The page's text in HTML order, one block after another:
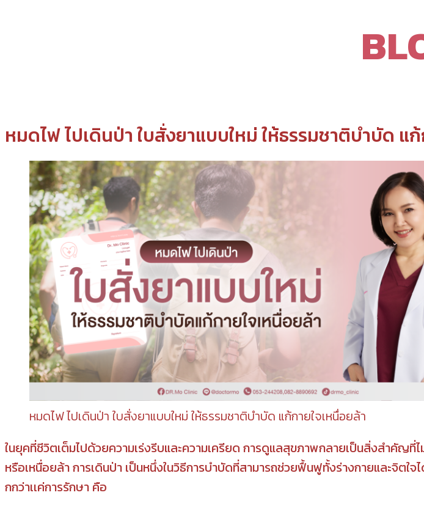
หมดไฟ ไปเดินป่า ใบสั่งยาแบบใหม่ ให้ธรรมชาติบำบัด แ
หมดไฟ ไปเดินป่า ใบสั่งยาแบบใหม่ ให้ธรรมชาติบำบัด แก้กายใจเหนื่อยล้า
ในยุคที่ชีวิตเต็มไปด้วยความเร่งรีบและความเครียด การดูแลสุขภาพกลายเป็นสิ่งสำคัญที่ไ
หรือเหนื่อยล้า การเดินป่า เป็นหนึ่งในวิธีการบำบัดที่สามารถช่วยฟื้นฟูทั้งร่างกายและจิตใจ
กกว่าเเค่การรักษา คือ